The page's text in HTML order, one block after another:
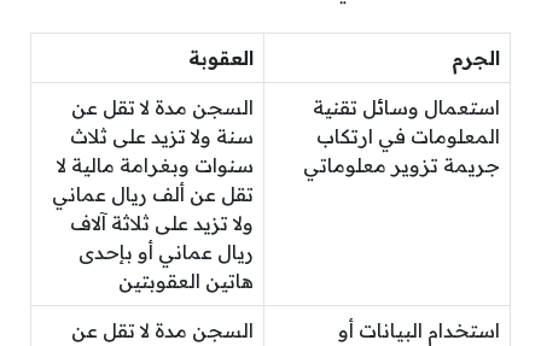
الجرم العقوبة
استعمال وسائل تقنية
المعلومات في ارتكاب
جريمة تزوير معلوماتي
السجن مدة لا تقل عن
سنة ولا تزيد على ثلاث
سنوات وبغرامة مالية لا
تقل عن ألف ريال عماني
ولا تزيد على ثلاثة آلاف
ريال عماني أو بإحدى
هاتين العقوبتين
استخدام البيانات أو
السجن مدة لا تقل عن